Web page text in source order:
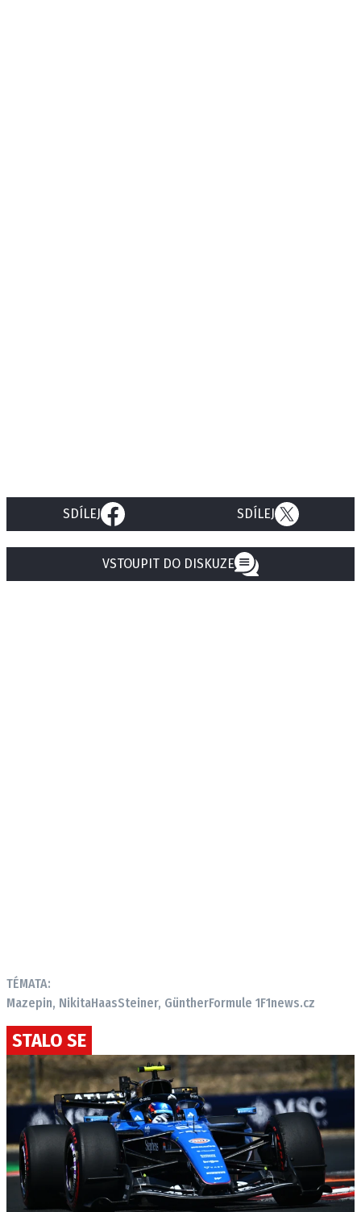
SDÍLEJ SDÍLEJ
VSTOUPIT DO DISKUZE
TÉMATA:
Mazepin, NikitaHaasSteiner, GüntherFormule 1F1news.cz
STALO SE